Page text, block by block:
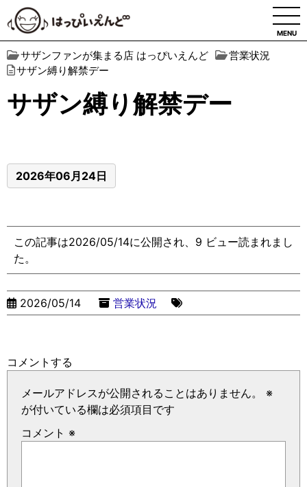
MENU
サザンファンが集まる店 はっぴいえんど
営業状況
サザン縛り解禁デー
サザン縛り解禁デー
2026年06月24日
この記事は2026/05/14に公開され、9 ビュー読まれまし
た。
2026/05/14 営業状況
コメントする
メールアドレスが公開されることはありません。
※
が付いている欄は必須項目です
コメント ※